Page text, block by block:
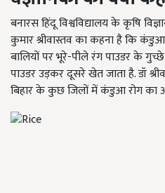
बनारस हिंदू विश्वविद्यालय के कृषि
कुमार श्रीवास्तव का कहना है कि
बालियों पर भूरे-पीले रंग पाउडर के
पाउडर उड़कर दूसरे खेत जाता है. डॉ
बिहार के कुछ जिलों में कंडुआ रोग का